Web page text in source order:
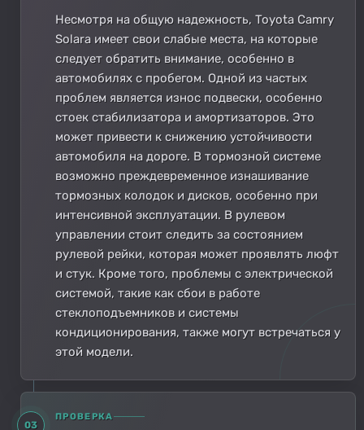
Несмотря на общую надежность, Toyota Camry
Solara имеет свои слабые места, на которые
следует обратить внимание, особенно в
автомобилях с пробегом. Одной из частых
проблем является износ подвески, особенно
стоек стабилизатора и амортизаторов. Это
может привести к снижению устойчивости
автомобиля на дороге. В тормозной системе
возможно преждевременное изнашивание
тормозных колодок и дисков, особенно при
интенсивной эксплуатации. В рулевом
управлении стоит следить за состоянием
рулевой рейки, которая может проявлять люфт
и стук. Кроме того, проблемы с электрической
системой, такие как сбои в работе
стеклоподъемников и системы
кондиционирования, также могут встречаться у
этой модели.
03
ПРОВЕРКА